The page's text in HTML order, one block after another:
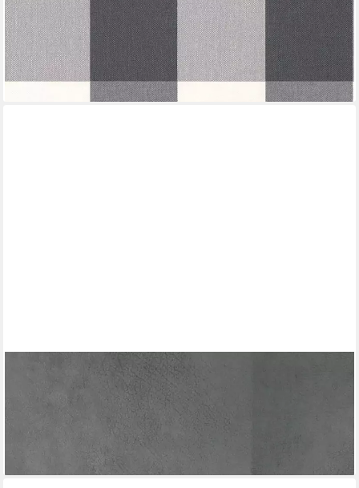
21,56 € UVP 42,95 €
(4,05 €/ 1 qm)
-50%
lieferbar - in 4-5 Werktagen bei dir
SUPERFRESCO EASY
Vliestapete Sky, kariert, grafisch
lieferbar - in 2-3 Werktagen bei dir